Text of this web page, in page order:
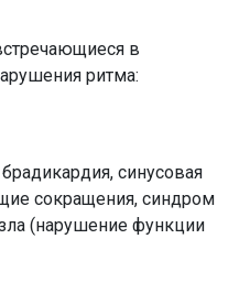
в
ритма:
синусовая
сокращения, синдром
(нарушение функции